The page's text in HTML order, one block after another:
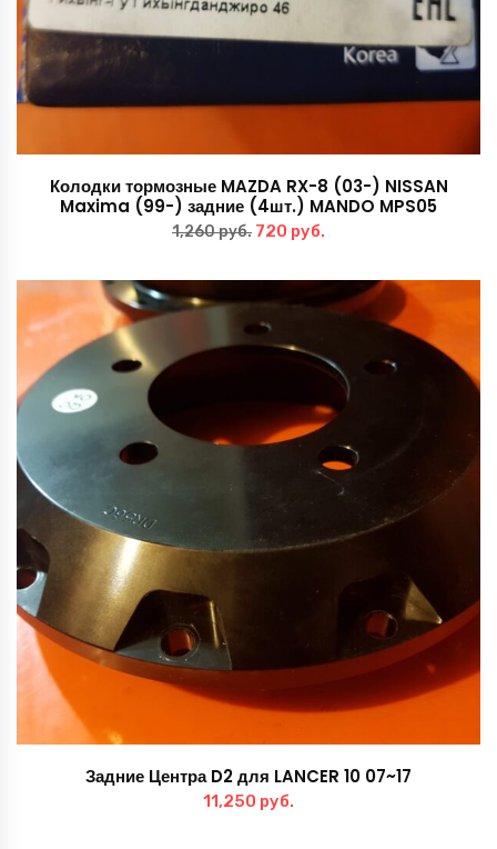
Колодки тормозные MAZDA RX-8 (03-) NISSAN
Maxima (99-) задние (4шт.) MANDO MPS05
1,260руб. Первоначальная
составляла
1,260 руб..
720 руб.
720 руб..
Задние Центра D2 для LANCER 10 07~17
11,250 руб.